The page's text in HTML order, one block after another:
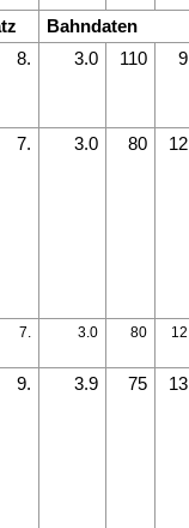
Bahndaten
8. 3.0 110 9
7. 3.0 80 12
7. 3.0 80 12
9. 3.9 75 13